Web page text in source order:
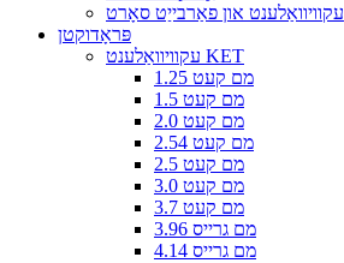
עקוויוואַלענט און פאַרבייַט סאָרט
פּראָדוקטן
עקוויוואַלענט KET
1.25 מם קעט
1.5 מם קעט
2.0 מם קעט
2.54 מם קעט
2.5 מם קעט
3.0 מם קעט
3.7 מם קעט
3.96 מם גרייס
4.14 מם גרייס